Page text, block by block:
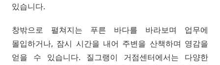
있습니다.
창밖으로 펼쳐지는 푸른 바다를 바라보며 업무에
몰입하거나, 잠시 시간을 내어 주변을 산책하며 영감을
얻을 수 있습니다. 질그랭이 거점센터에서는 다양한